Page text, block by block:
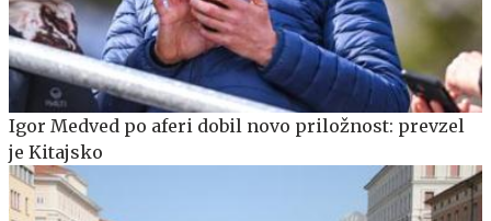
Igor Medved po aferi dobil novo priložnost: prevzel
je Kitajsko